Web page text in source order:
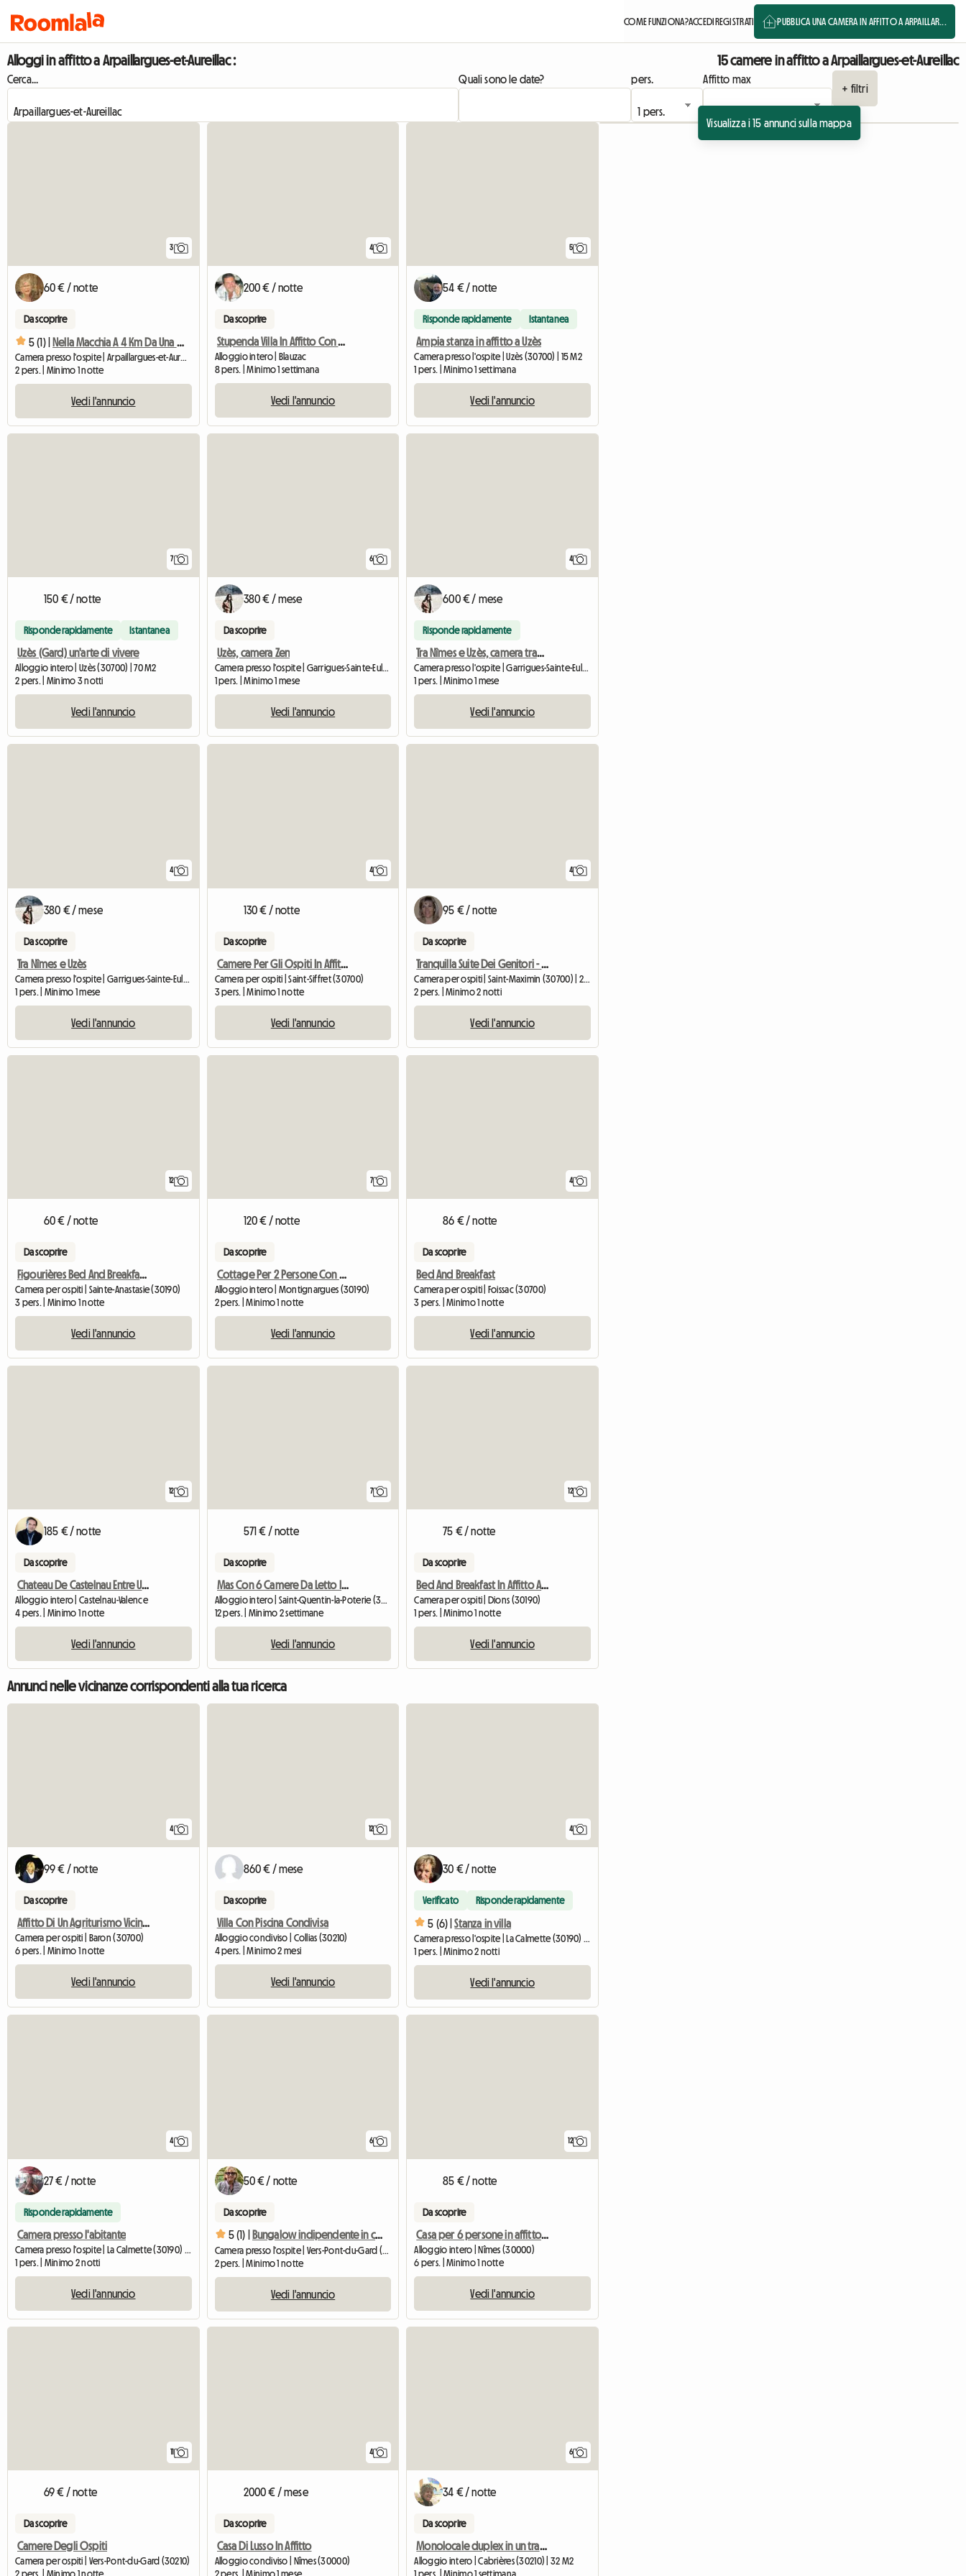
COME FUNZIONA?ACCEDIREGISTRATI PUBBLICA UNA CAMERA IN AFFITTO A ARPAILLAR...
Alloggi in affitto a Arpaillargues-et-Aureillac : 15 camere in affitto a Arpaillargues-et-Aureillac
Cerca... Quali sono le date? pers.
Affitto max
+ filtri
Visualizza i 15 annunci sulla mappa
3
60 € / notte
Da scoprire
5 (1) | Nella Macchia A 4 Km Da Una Città D'arte
Camera presso l'ospite | Arpaillargues-et-Aureillac
2 pers. | Minimo 1 notte
Vedi l'annuncio
4
200 € / notte
Da scoprire
Stupenda Villa In Affitto Con Piscina
Alloggio intero | Blauzac
8 pers. | Minimo 1 settimana
Vedi l'annuncio
5
54 € / notte
Risponde rapidamente Istantanea
Ampia stanza in affitto a Uzès
Camera presso l'ospite | Uzès (30700) | 15 M2
1 pers. | Minimo 1 settimana
Vedi l'annuncio
7
150 € / notte
Risponde rapidamente Istantanea
Uzès (Gard) un'arte di vivere
Alloggio intero | Uzès (30700) | 70 M2
2 pers. | Minimo 3 notti
Vedi l'annuncio
6
380 € / mese
Da scoprire
Uzès, camera Zen
Camera presso l'ospite | Garrigues-Sainte-Eulalie (30190)
1 pers. | Minimo 1 mese
Vedi l'annuncio
4
600 € / mese
Risponde rapidamente
Tra Nîmes e Uzès, camera tranquilla
Camera presso l'ospite | Garrigues-Sainte-Eulalie (30190)
1 pers. | Minimo 1 mese
Vedi l'annuncio
4
380 € / mese
Da scoprire
Tra Nîmes e Uzès
1 pers. | Minimo 1 mese
Vedi l'annuncio
4
130 € / notte
Da scoprire
Camere Per Gli Ospiti In Affitto
Camera per ospiti | Saint-Siffret (30700)
3 pers. | Minimo 1 notte
Vedi l'annuncio
4
95 € / notte
Da scoprire
Tranquilla Suite Dei Genitori - 4 Km Da Uzès
Camera per ospiti | Saint-Maximin (30700) | 25 M2
2 pers. | Minimo 2 notti
Vedi l'annuncio
12
60 € / notte
Da scoprire
Figourières Bed And Breakfast & Gîtes
Camera per ospiti | Sainte-Anastasie (30190)
3 pers. | Minimo 1 notte
Vedi l'annuncio
7
120 € / notte
Da scoprire
Cottage Per 2 Persone Con Spa In Affitto
Alloggio intero | Montignargues (30190)
2 pers. | Minimo 1 notte
Vedi l'annuncio
4
86 € / notte
Da scoprire
Bed And Breakfast
Camera per ospiti | Foissac (30700)
3 pers. | Minimo 1 notte
Vedi l'annuncio
12
185 € / notte
Da scoprire
Chateau De Castelnau Entre Uzes Et Nimes
Alloggio intero | Castelnau-Valence
4 pers. | Minimo 1 notte
Vedi l'annuncio
7
571 € / notte
Da scoprire
Mas Con 6 Camere Da Letto In Affitto - Molto Bello
Alloggio intero | Saint-Quentin-la-Poterie (30700)
12 pers. | Minimo 2 settimane
Vedi l'annuncio
12
75 € / notte
Da scoprire
Bed And Breakfast In Affitto A Nîmes - Uzès - Alès
Camera per ospiti | Dions (30190)
1 pers. | Minimo 1 notte
Vedi l'annuncio
Annunci nelle vicinanze corrispondenti alla tua ricerca
4
99 € / notte
Da scoprire
Affitto Di Un Agriturismo Vicino A Uzès
Camera per ospiti | Baron (30700)
6 pers. | Minimo 1 notte
Vedi l'annuncio
12
860 € / mese
Da scoprire
Villa Con Piscina Condivisa
Alloggio condiviso | Collias (30210)
4 pers. | Minimo 2 mesi
Vedi l'annuncio
4
30 € / notte
Verificato Risponde rapidamente
5 (6) | Stanza in villa
Camera presso l'ospite | La Calmette (30190) | 12 M2
1 pers. | Minimo 2 notti
Vedi l'annuncio
4
27 € / notte
Risponde rapidamente
Camera presso l'abitante
1 pers. | Minimo 2 notti
Vedi l'annuncio
6
50 € / notte
Da scoprire
5 (1) | Bungalow indipendente in centro paese
2 pers. | Minimo 1 notte
Vedi l'annuncio
12
85 € / notte
Da scoprire
Casa per 6 persone in affitto, con piscina
Alloggio intero | Nîmes (30000)
6 pers. | Minimo 1 notte
Vedi l'annuncio
11
69 € / notte
Da scoprire
Camere Degli Ospiti
Camera per ospiti | Vers-Pont-du-Gard (30210)
2 pers. | Minimo 1 notte
4
2000 € / mese
Da scoprire
Casa Di Lusso In Affitto
Alloggio condiviso | Nîmes (30000)
2 pers. | Minimo 1 mese
6
34 € / notte
Da scoprire
Monolocale duplex in un tranquillo villaggio con tutti i negozi a 5 minuti di distanza
Alloggio intero | Cabrières (30210) | 32 M2
1 pers. | Minimo 1 settimana